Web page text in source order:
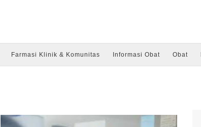
Farmasi Klinik & Komunitas Informasi Obat Obat